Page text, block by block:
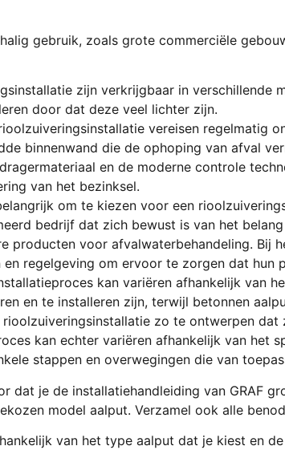
gebruik, zoals grote commerciële
zijn verkrijgbaar in
door dat deze veel lichter zijn.
vereisen regelmatig
binnenwand die de ophoping van afval
en de moderne controle
van het bezinksel.
om te kiezen voor een
bedrijf dat zich bewust is van het
producten voor afvalwaterbehandeling. Bij
en regelgeving om ervoor te zorgen dat hun
kan variëren afhankelijk van
en te installeren zijn, terwijl betonnen
rioolzuiveringsinstallatie zo te ontwerpen
kan echter variëren afhankelijk van het
stappen en overwegingen die van
dat je de installatiehandleiding van GRAF
model aalput. Verzamel ook alle
van het type aalput dat je kiest en